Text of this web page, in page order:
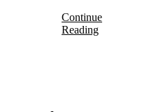
Continue
Reading